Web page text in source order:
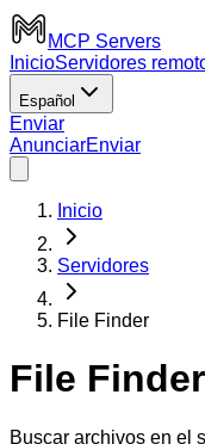
MCP Servers
InicioServidores
Español
Enviar
AnunciarEnviar
Inicio
Servidores
File Finder
File Finder
Buscar archivos en el